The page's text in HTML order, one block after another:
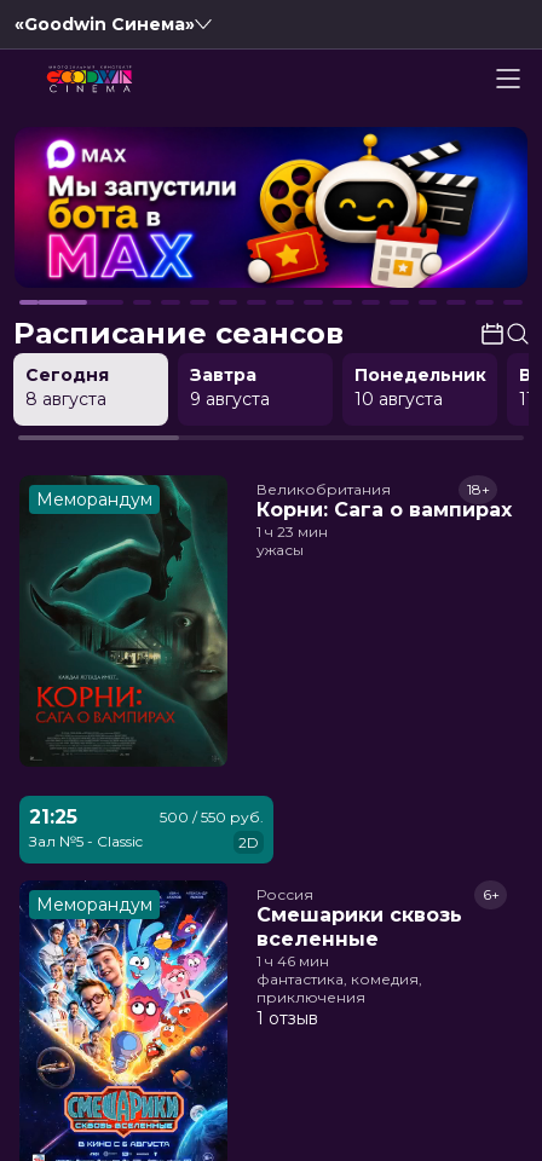
«Goodwin Синема»
Расписание сеансов
Сегодня
8 августа
Завтра
9 августа
Понедельник
10 августа
11
Меморандум Великобритания
Корни: Сага о вампирах
18+
1 ч 23 мин
ужасы
21:25
Зал №5 - Classic
500 / 550 руб.
2D
Меморандум Россия
Смешарики сквозь
вселенные
6+
1 ч 46 мин
фантастика, комедия,
приключения
1 отзыв